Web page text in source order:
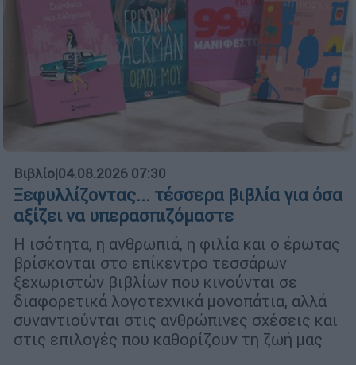
Βιβλίο|04.08.2026 07:30
Ξεφυλλίζοντας... τέσσερα βιβλία για όσα
αξίζει να υπερασπιζόμαστε
Η ισότητα, η ανθρωπιά, η φιλία και ο έρωτας
βρίσκονται στο επίκεντρο τεσσάρων
ξεχωριστών βιβλίων που κινούνται σε
διαφορετικά λογοτεχνικά μονοπάτια, αλλά
συναντιούνται στις ανθρώπινες σχέσεις και
στις επιλογές που καθορίζουν τη ζωή μας